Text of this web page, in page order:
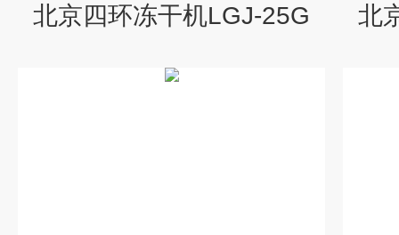
北京四环冻干机LGJ-25G 北